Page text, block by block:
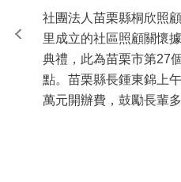
社團法人苗栗縣桐欣照
里成立的社區照顧關懷
典禮，此為苗栗市第27
點。苗栗縣長鍾東錦上
萬元開辦費，鼓勵長輩